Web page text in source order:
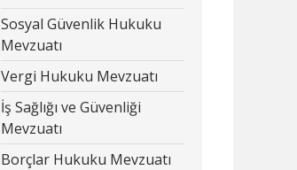
Sosyal Güvenlik Hukuku
Mevzuatı
Vergi Hukuku Mevzuatı
İş Sağlığı ve Güvenliği
Mevzuatı
Borçlar Hukuku Mevzuatı